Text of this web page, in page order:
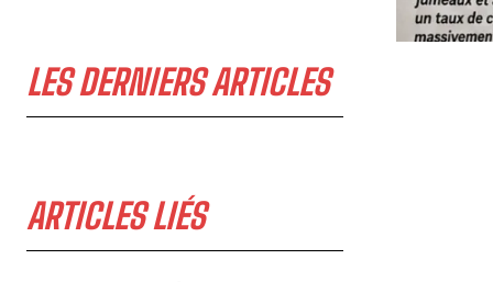
LES DERNIERS ARTICLES
ARTICLES LIÉS